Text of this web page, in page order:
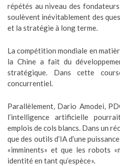
répétés au niveau des
soulèvent inévitablement des
et la stratégie à long terme.
La compétition mondiale en
la Chine a fait du
stratégique. Dans cette
concurrentiel.
Parallèlement, Dario Amodei,
l’intelligence artificielle
emplois de cols blancs. Dans un
que des outils d’IA d’une
«imminents» et que les robots
identité en tant qu’espèce».